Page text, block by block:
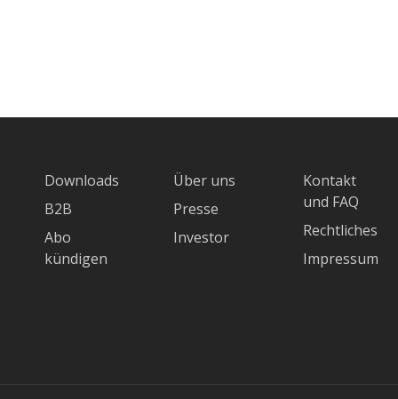
Downloads
B2B
Abo
kündigen
Über uns
Presse
Investor
Kontakt
und FAQ
Rechtliches
Impressum